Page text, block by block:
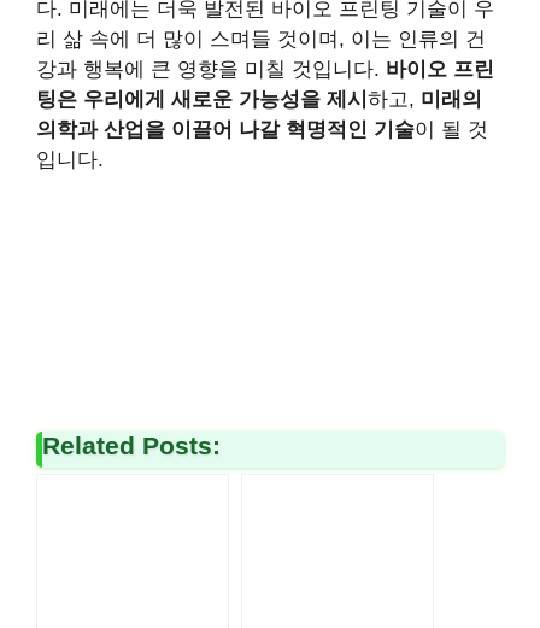
다. 미래에는 더욱 발전된 바이오 프린팅 기술이 우
리 삶 속에 더 많이 스며들 것이며, 이는 인류의 건
강과 행복에 큰 영향을 미칠 것입니다. 바이오 프린
팅은 우리에게 새로운 가능성을 제시 하고, 미래의
의학과 산업을 이끌어 나갈 혁명적인 기술이 될 것
입니다.
Related Posts: